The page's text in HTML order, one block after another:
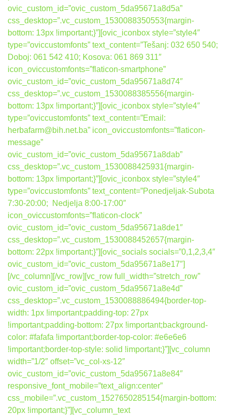
ovic_custom_id=”ovic_custom_5da95671a8d5a”
css_desktop=”.vc_custom_1530088350553{margin-
bottom: 13px !important;}”][ovic_iconbox style=”style4″
type=”oviccustomfonts” text_content=”Tešanj: 032 650 540;
Doboj: 061 542 410; Kosova: 061 869 311″
icon_oviccustomfonts=”flaticon-smartphone”
ovic_custom_id=”ovic_custom_5da95671a8d74″
css_desktop=”.vc_custom_1530088385556{margin-
bottom: 13px !important;}”][ovic_iconbox style=”style4″
type=”oviccustomfonts” text_content=”Email:
herbafarm@bih.net.ba” icon_oviccustomfonts=”flaticon-
message”
ovic_custom_id=”ovic_custom_5da95671a8dab”
css_desktop=”.vc_custom_1530088425931{margin-
bottom: 13px !important;}”][ovic_iconbox style=”style4″
type=”oviccustomfonts” text_content=”Ponedjeljak-Subota
7:30-20:00; Nedjelja 8:00-17:00″
icon_oviccustomfonts=”flaticon-clock”
ovic_custom_id=”ovic_custom_5da95671a8de1″
css_desktop=”.vc_custom_1530088452657{margin-
bottom: 22px !important;}”][ovic_socials socials=”0,1,2,3,4″
ovic_custom_id=”ovic_custom_5da95671a8e17″]
[/vc_column][/vc_row][vc_row full_width=”stretch_row”
ovic_custom_id=”ovic_custom_5da95671a8e4d”
css_desktop=”.vc_custom_1530088886494{border-top-
width: 1px !important;padding-top: 27px
!important;padding-bottom: 27px !important;background-
color: #fafafa !important;border-top-color: #e6e6e6
!important;border-top-style: solid !important;}”][vc_column
width=”1/2″ offset=”vc_col-xs-12″
ovic_custom_id=”ovic_custom_5da95671a8e84″
responsive_font_mobile=”text_align:center”
css_mobile=”.vc_custom_1527650285154{margin-bottom:
20px !important;}”][vc_column_text